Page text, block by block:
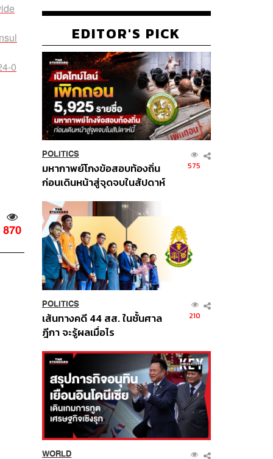
0
870
EDITOR'S PICK
POLITICS
มหากาพย์โกงข้อสอบท้องถิ่น
ก่อนเดินหน้าสู่จุดจบในสัปดาห์
575
POLITICS
เส้นทางคดี 44 สส. ในชั้นศาล
ฎีกา จะรู้ผลเมื่อไร
210
WORLD